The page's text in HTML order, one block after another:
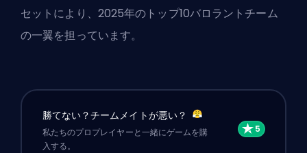
セットにより、2025年のトップ10バロラントチーム
の一翼を担っています。
勝てない？チームメイトが悪い？
私たちのプロプレイヤーと一緒にゲームを購
入する。